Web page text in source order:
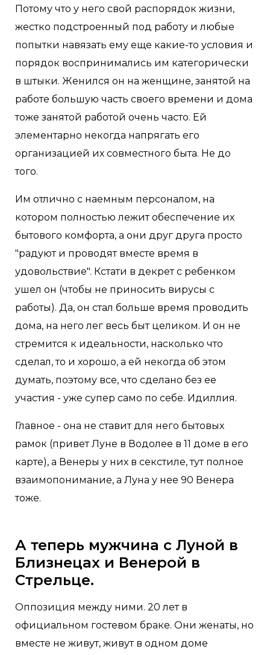
Потому что у него свой распорядок жизни,
жестко подстроенный под работу и любые
попытки навязать ему еще какие-то условия и
порядок воспринимались им категорически
в штыки. Женился он на женщине, занятой на
работе большую часть своего времени и дома
тоже занятой работой очень часто. Ей
элементарно некогда напрягать его
организацией их совместного быта. Не до
того.
Им отлично с наемным персоналом, на
котором полностью лежит обеспечение их
бытового комфорта, а они друг друга просто
"радуют и проводят вместе время в
удовольствие". Кстати в декрет с ребенком
ушел он (чтобы не приносить вирусы с
работы). Да, он стал больше время проводить
дома, на него лег весь быт целиком. И он не
стремится к идеальности, насколько что
сделал, то и хорошо, а ей некогда об этом
думать, поэтому все, что сделано без ее
участия - уже супер само по себе. Идиллия.
Главное - она не ставит для него бытовых
рамок (привет Луне в Водолее в 11 доме в его
карте), а Венеры у них в секстиле, тут полное
взаимопонимание, а Луна у нее 90 Венера
тоже.
А теперь мужчина с Луной в
Близнецах и Венерой в
Стрельце.
Оппозиция между ними. 20 лет в
официальном гостевом браке. Они женаты, но
вместе не живут, живут в одном доме